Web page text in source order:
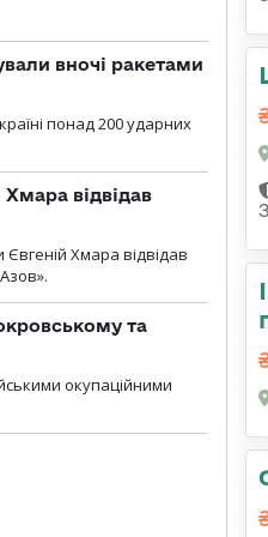
вночі ракетами
понад 200 ударних
відвідав
Хмара відвідав
та
окупаційними